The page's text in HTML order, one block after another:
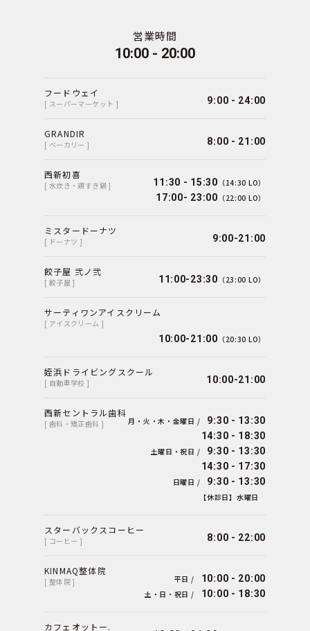
営業時間
10:00 - 20:00
フードウェイ
[ スーパーマーケット ] 9:00 - 24:00
GRANDIR
[ ベーカリー ] 8:00 - 21:00
西新初喜
[ 水炊き・鶏すき鍋 ] 11:30 - 15:30 （14:30 LO）
17:00- 23:00 （22:00 LO）
ミスタードーナツ
[ ドーナツ ] 9:00-21:00
餃子屋 弐ノ弐
[ 餃子屋 ] 11:00-23:30 （23:00 LO）
サーティワンアイスクリーム
[ アイスクリーム ]
10:00-21:00 （20:30 LO）
姪浜ドライビングスクール
[ 自動車学校 ] 10:00-21:00
西新セントラル歯科
[ 歯科・矯正歯科 ] 月・火・木・金曜日 /
9:30 - 13:30
14:30 - 18:30
土曜日・祝日 /
9:30 - 13:30
14:30 - 17:30
日曜日 / 9:30 - 13:30
【休診日】水曜日
スターバックスコーヒー
[ コーヒー ] 8:00 - 22:00
KINMAQ整体院
[ 整体院 ] 平日 / 10:00 - 20:00
土・日・祝日 / 10:00 - 18:30
カフェオットー.